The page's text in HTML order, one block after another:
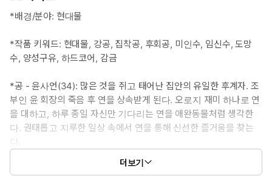
*배경/분야: 현대물
*작품 키워드: 현대물, 강공, 집착공, 후회공, 미인수, 임신수, 도망
수, 양성구유, 하드코어, 감금
*공 - 윤사언(34): 많은 것을 쥐고 태어난 집안의 유일한 후계자. 조
부인 윤 회장의 죽음 후 연을 상속받게 된다. 오로지 재미 하나로 연
을 대하고, 하루 종일 자신만 기다리는 연을 애완동물처럼 생각한
다. 권태롭고 지루한 일상 속에서 연을 통해 신선한 즐거움을 찾는
다.
*수 - 연(??): 윤 회장의 소유였던 백치 소년. 양성구유라는 특이체질
더보기